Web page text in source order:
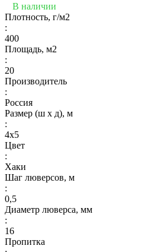
В наличии
Плотность, г/м2
:
400
Площадь, м2
:
20
Производитель
:
Россия
Размер (ш х д), м
:
4х5
Цвет
:
Хаки
Шаг люверсов, м
:
0,5
Диаметр люверса, мм
:
16
Пропитка